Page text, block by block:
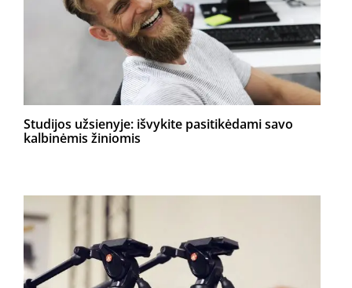
Studijos užsienyje: išvykite pasitikėdami savo
kalbinėmis žiniomis